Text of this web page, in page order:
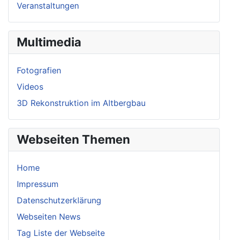
Veranstaltungen
Multimedia
Fotografien
Videos
3D Rekonstruktion im Altbergbau
Webseiten Themen
Home
Impressum
Datenschutzerklärung
Webseiten News
Tag Liste der Webseite